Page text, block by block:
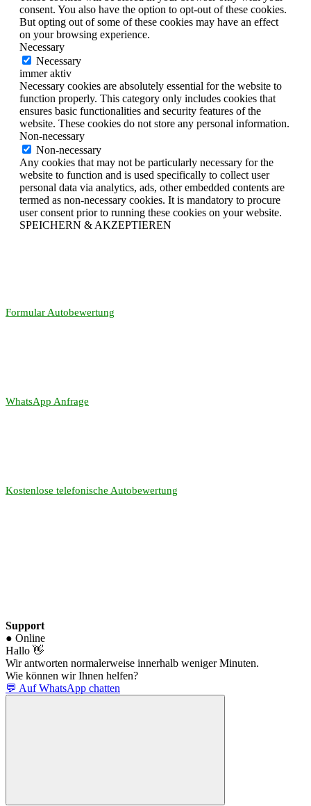
consent. You also have the option to opt-out of these cookies.
But opting out of some of these cookies may have an effect
on your browsing experience.
Necessary
Necessary
immer aktiv
Necessary cookies are absolutely essential for the website to
function properly. This category only includes cookies that
ensures basic functionalities and security features of the
website. These cookies do not store any personal information.
Non-necessary
Non-necessary
Any cookies that may not be particularly necessary for the
website to function and is used specifically to collect user
personal data via analytics, ads, other embedded contents are
termed as non-necessary cookies. It is mandatory to procure
user consent prior to running these cookies on your website.
SPEICHERN & AKZEPTIEREN
Formular Autobewertung
WhatsApp Anfrage
Kostenlose telefonische Autobewertung
Support
● Online
Hallo 👋
Wir antworten normalerweise innerhalb weniger Minuten.
Wie können wir Ihnen helfen?
💬 Auf WhatsApp chatten